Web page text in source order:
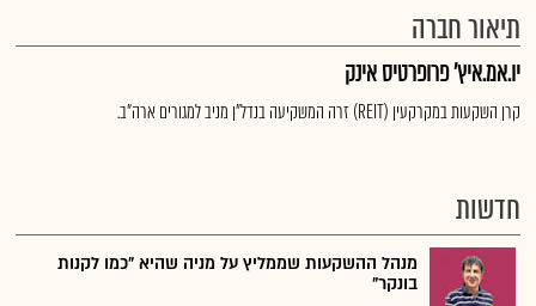
תיאור חברה
יו.אמ.איץ' פרופרטיס אינק
קרן השקעות במקרקעין (REIT) זרה המשקיעה בנדל"ן מניב למגורים ארה"ב.
חדשות
מנהל ההשקעות שממליץ על מניה שהיא "כמו לקנות
בונקר"